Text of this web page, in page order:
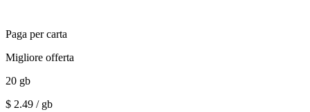
Paga per carta
Migliore offerta
20 gb
$ 2.49 / gb